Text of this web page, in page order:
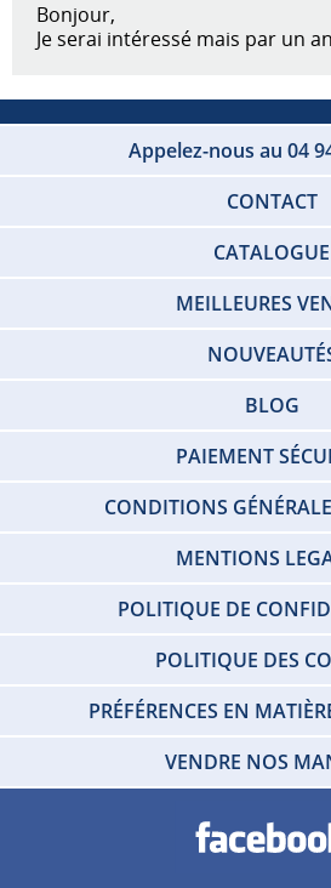
Bonjour,
Je serai intéressé mais par un
Appelez-nous au 04
CONTACT
CATALOGUE
MEILLEURES
BLOG
PAIEMENT
CONDITIONS
MENTIONS
POLITIQUE DE
POLITIQUE DES
PRÉFÉRENCES EN
VENDRE NOS